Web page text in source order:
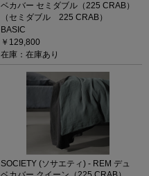
ベカバー セミダブル（225 CRAB）
（セミダブル 225 CRAB）
BASIC
￥129,800
在庫：在庫あり
SOCIETY (ソサエティ) - REM デュ